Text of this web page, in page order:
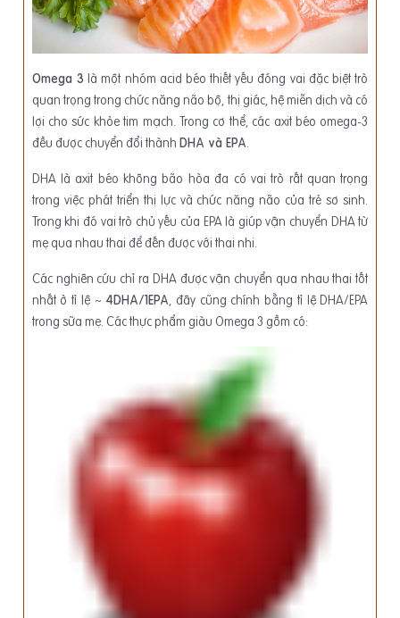
Omega 3 là một nhóm acid béo thiết yếu đóng vai đặc biệt trò
quan trọng trong chức năng não bộ, thị giác, hệ miễn dịch và có
lợi cho sức khỏe tim mạch. Trong cơ thể, các axit béo omega-3
đều được chuyển đổi thành DHA và EPA.
DHA là axit béo không bão hòa đa có vai trò rất quan trọng
trong việc phát triển thị lực và chức năng não của trẻ sơ sinh.
Trong khi đó vai trò chủ yếu của EPA là giúp vận chuyển DHA từ
mẹ qua nhau thai để đến được với thai nhi.
Các nghiên cứu chỉ ra DHA được vận chuyển qua nhau thai tốt
nhất ở tỉ lệ ~ 4DHA/1EPA, đây cũng chính bằng tỉ lệ DHA/EPA
trong sữa mẹ. Các thực phẩm giàu Omega 3 gồm có: